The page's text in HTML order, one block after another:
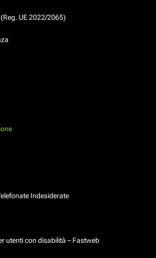
UE 2022/2065)
Indesiderate
utenti con disabilità – Fastweb